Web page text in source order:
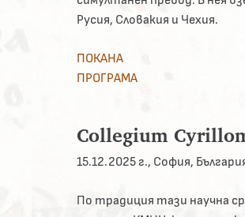
Русия, Словакия и Чехия.
ПОКАНА
ПРОГРАМА
Collegium
15.12.2025 г., София,
По традиция тази научна